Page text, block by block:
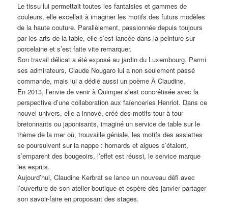
Le tissu lui permettait toutes les fantaisies et gammes de
couleurs, elle excellait à imaginer les motifs des futurs modèles
de la haute couture. Parallèlement, passionnée depuis toujours
par les arts de la table, elle s’est lancée dans la peinture sur
porcelaine et s’est faite vite remarquer.
Son travail délicat a été exposé au jardin du Luxembourg. Parmi
ses admirateurs, Claude Nougaro lui a non seulement passé
commande, mais lui a dédié aussi un poème À Claudine.
En 2013, l’envie de venir à Quimper s’est concrétisée avec la
perspective d’une collaboration aux faïenceries Henriot. Dans ce
nouvel univers, elle a innové, créé des motifs tour à tour
bretonnants ou japonisants, imaginé un service de table sur le
thème de la mer où, trouvaille géniale, les motifs des assiettes
se poursuivent sur la nappe : homards et algues s’étalent,
s’emparent des bougeoirs, l’effet est réussi, le service marque
les esprits.
Aujourd’hui, Claudine Kerbrat se lance un nouveau défi avec
l’ouverture de son atelier boutique et espère dès janvier partager
son savoir-faire en proposant des stages.